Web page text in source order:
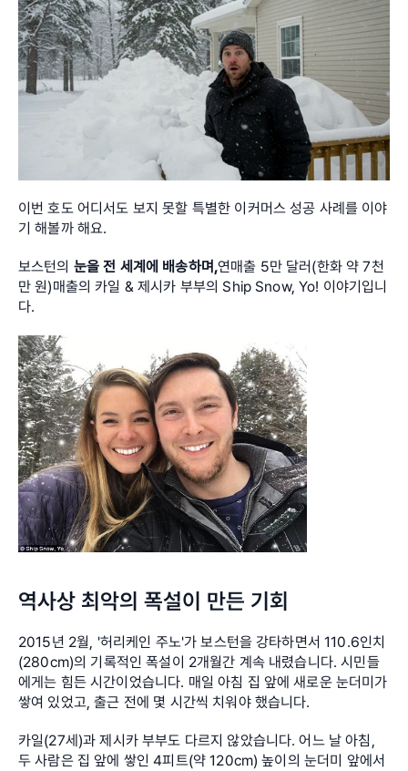
이번 호도 어디서도 보지 못할 특별한 이커머스 성공 사례를 이야
기 해볼까 해요.
보스턴의 눈을 전 세계에 배송하며,연매출 5만 달러(한화 약 7천
만 원)매출의 카일 & 제시카 부부의 Ship Snow, Yo! 이야기입니
다.
역사상 최악의 폭설이 만든 기회
2015년 2월, '허리케인 주노'가 보스턴을 강타하면서 110.6인치
(280cm)의 기록적인 폭설이 2개월간 계속 내렸습니다. 시민들
에게는 힘든 시간이었습니다. 매일 아침 집 앞에 새로운 눈더미가
쌓여 있었고, 출근 전에 몇 시간씩 치워야 했습니다.
카일(27세)과 제시카 부부도 다르지 않았습니다. 어느 날 아침,
두 사람은 집 앞에 쌓인 4피트(약 120cm) 높이의 눈더미 앞에서